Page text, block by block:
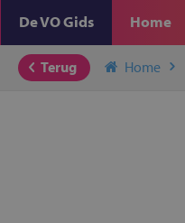
De VO Gids Home
Terug Home